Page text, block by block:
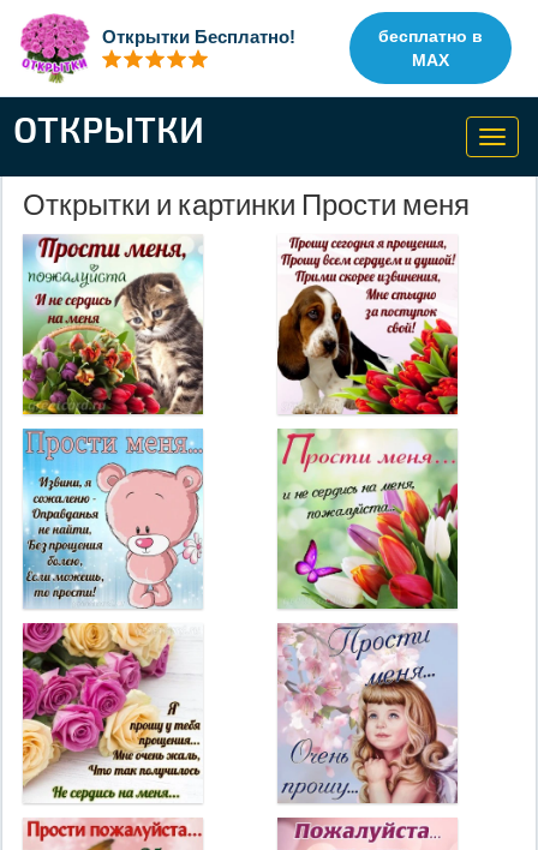
Открытки Бесплатно!
бесплатно в
MAX
ОТКРЫТКИ
Открытки и картинки Прости меня